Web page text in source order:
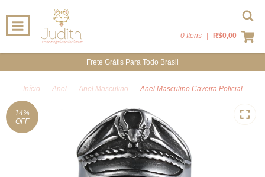
0 Itens R$0,00
Frete Grátis Para Todo Brasil
Início - Anel - Anel Masculino - Anel Masculino Caveira Policial
14%
OFF